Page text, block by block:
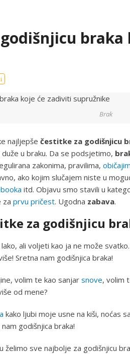
Brak
najljepše čestitke za godišnjicu
u braku. Da se podsjetimo,
zakonima, pravilima,
ako kojim slučajem niste u
itd. Objavu smo stavili u
za prvu pričest. Ugodna zabava.
za godišnjicu
ali voljeti kao ja ne može
Sretna nam godišnjica braka!
volim te kao sanjar snove, volim
od mene?
kako ljubi moje usne na kiši, noćas
godišnjica braka!
želimo sve najbolje za godišnjicu